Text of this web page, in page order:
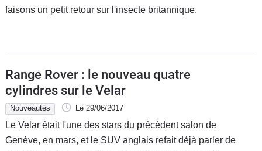
faisons un petit retour sur l'insecte britannique.
Range Rover : le nouveau quatre
cylindres sur le Velar
Nouveautés Le 29/06/2017
Le Velar était l'une des stars du précédent salon de
Genève, en mars, et le SUV anglais refait déjà parler de